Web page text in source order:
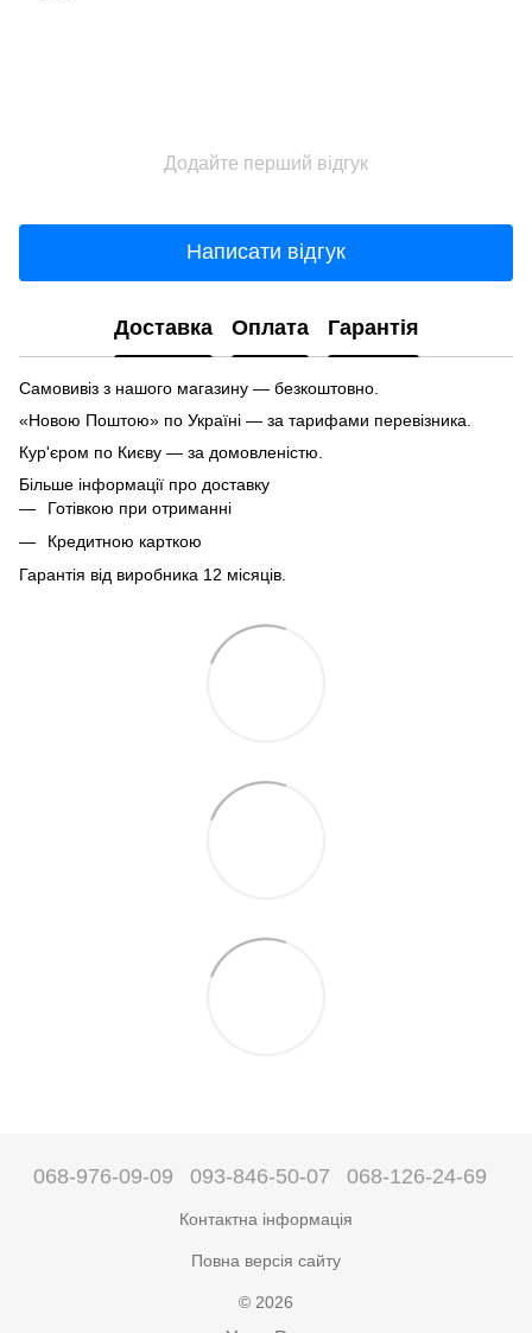
Додайте перший відгук
Написати відгук
Доставка Оплата Гарантія
Самовивіз з нашого магазину — безкоштовно.
«Новою Поштою» по Україні — за тарифами перевізника.
Кур'єром по Києву — за домовленістю.
Більше інформації про доставку
Готівкою при отриманні
Кредитною карткою
Гарантія від виробника 12 місяців.
068-976-09-09 093-846-50-07 068-126-24-69
Контактна інформація
Повна версія сайту
© 2026